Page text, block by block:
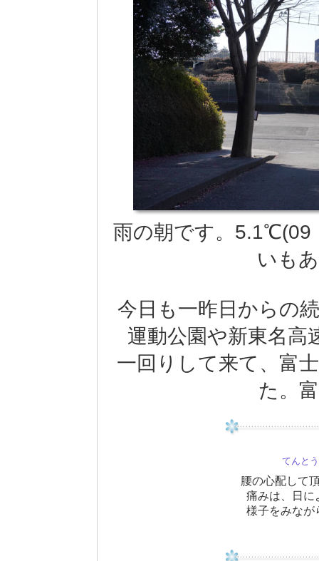
雨の朝です。5.1℃(09
いも
今日も一昨日からの
運動公園や新東名高
一回りして来て、富
た。
てんと
腰の心配して
痛みは、日に
様子をみなが